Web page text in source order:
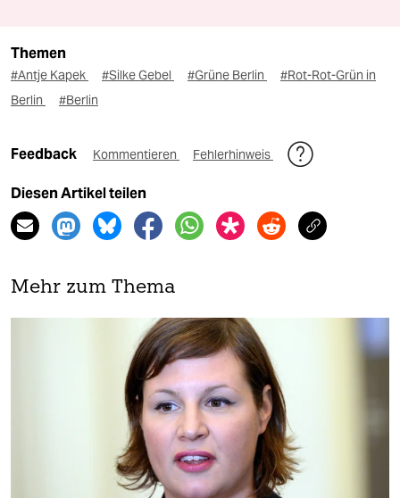
Themen
#Antje Kapek #Silke Gebel #Grüne Berlin
#Rot-Rot-Grün in
Berlin
#Berlin
Feedback Kommentieren Fehlerhinweis
Diesen Artikel teilen
Mehr zum Thema